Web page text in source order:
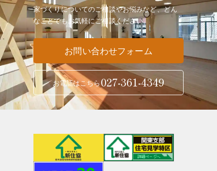
家づくりについてのご相談やお悩みなど、どん
なことでもお気軽にご相談ください。
お問い合わせフォーム
お電話はこちら 027-361-4349